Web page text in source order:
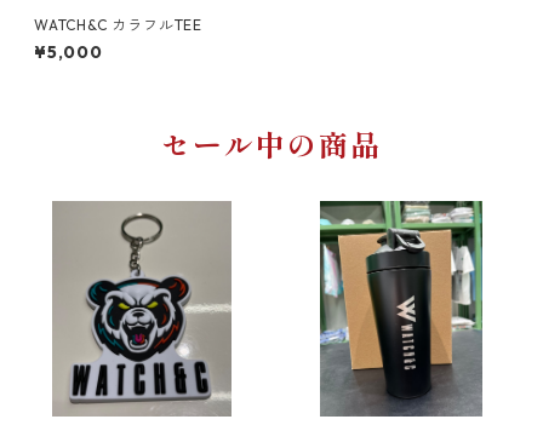
WATCH&C カラフルTEE
¥5,000
セール中の商品